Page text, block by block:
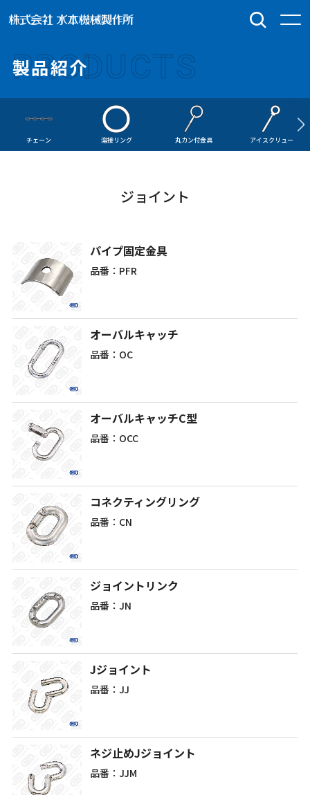
PRODUCTS
製品紹介
チェーン 溶接リング 丸カン付金具 アイスクリュー
ジョイント
パイプ固定金具
品番：PFR
オーバルキャッチ
品番：OC
オーバルキャッチC型
品番：OCC
コネクティングリング
品番：CN
ジョイントリンク
品番：JN
Jジョイント
品番：JJ
ネジ止めJジョイント
品番：JJM